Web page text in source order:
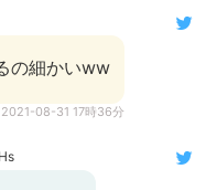
の細かいww
2021-08-31 17時36分